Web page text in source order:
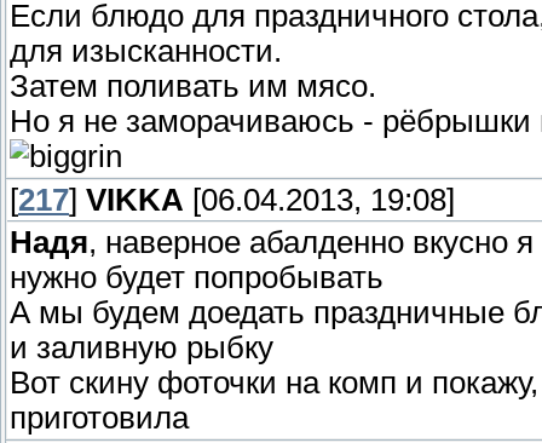
Если блюдо для праздничного
для изысканности.
Затем поливать им мясо.
Но я не заморачиваюсь - рёбрышки
[217] VIKKA [06.04.2013, 19:08]
Надя, наверное абалденно вкусно
нужно будет попробывать
А мы будем доедать праздничные
и заливную рыбку
Вот скину фоточки на комп и
приготовила